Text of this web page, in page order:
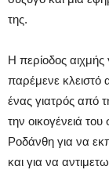
της.
Η περίοδος αιχμής
παρέμενε κλειστό
ένας γιατρός από
την οικογένειά
Ροδάνθη για να
και για να